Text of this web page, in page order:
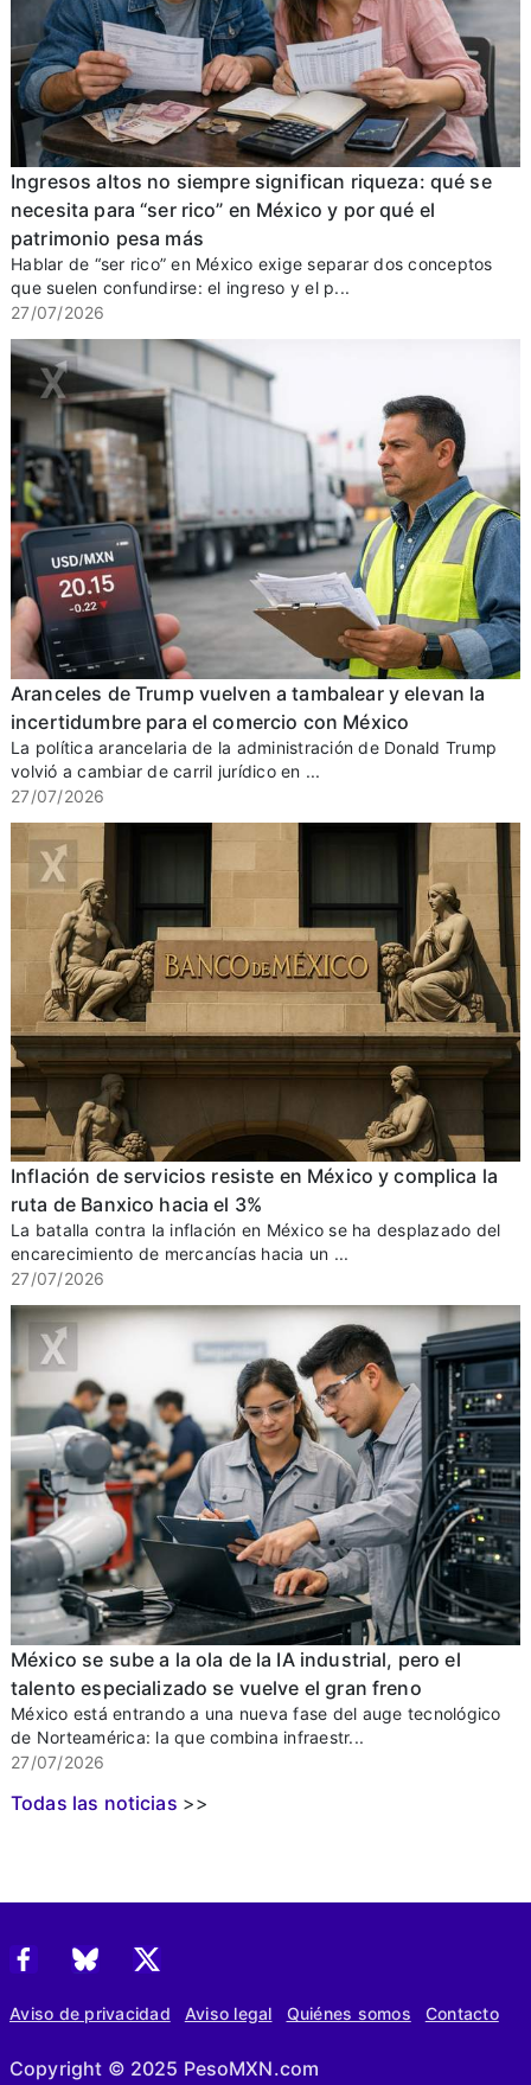
Ingresos altos no siempre significan riqueza: qué se
necesita para “ser rico” en México y por qué el
patrimonio pesa más
Hablar de “ser rico” en México exige separar dos conceptos
que suelen confundirse: el ingreso y el p...
27/07/2026
Aranceles de Trump vuelven a tambalear y elevan la
incertidumbre para el comercio con México
La política arancelaria de la administración de Donald Trump
volvió a cambiar de carril jurídico en ...
27/07/2026
Inflación de servicios resiste en México y complica la
ruta de Banxico hacia el 3%
La batalla contra la inflación en México se ha desplazado del
encarecimiento de mercancías hacia un ...
27/07/2026
México se sube a la ola de la IA industrial, pero el
talento especializado se vuelve el gran freno
México está entrando a una nueva fase del auge tecnológico
de Norteamérica: la que combina infraestr...
27/07/2026
Todas las noticias >>
Aviso de privacidad Aviso legal Quiénes somos Contacto
Copyright © 2025 PesoMXN.com